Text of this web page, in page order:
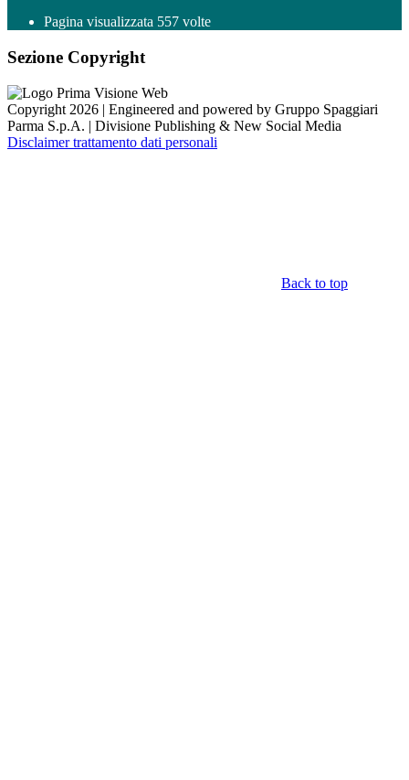
Pagina visualizzata 557 volte
Sezione Copyright
Copyright 2026 | Engineered and powered by Gruppo Spaggiari
Parma S.p.A. | Divisione Publishing & New Social Media
Disclaimer trattamento dati personali
Back to top